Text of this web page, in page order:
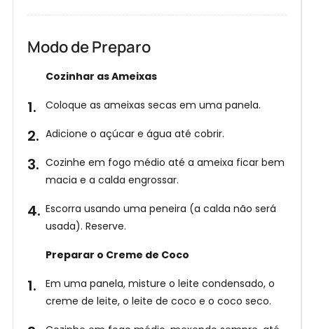
nossas
Receitas
WhatsApp!
n
t
r
e
o
Modo de Preparo
Cozinhar as Ameixas
Coloque as ameixas secas em uma panela.
Adicione o açúcar e água até cobrir.
Cozinhe em fogo médio até a ameixa ficar bem
macia e a calda engrossar.
Escorra usando uma peneira (a calda não será
usada). Reserve.
Preparar o Creme de Coco
Em uma panela, misture o leite condensado, o
creme de leite, o leite de coco e o coco seco.